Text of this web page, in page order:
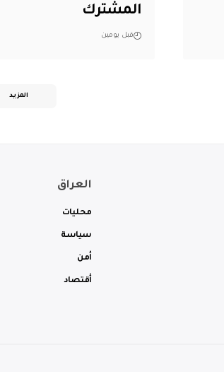
المشترك
قبل يومين
المزيد
العراق
محليات
سياسة
أمن
أقتصاد